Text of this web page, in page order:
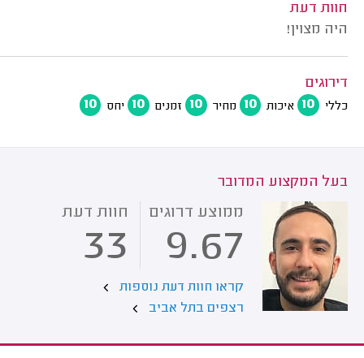
חוות דעת
היה מצוין!
דירוגים
כללי 10 איכות 10 מחיר 10 זמנים 10 יחס 10
בעל המקצוע המדובר
ממוצע דרוגים
9.67
חוות דעת
33
קראו חוות דעת נוספות
רצפים בתל אביב